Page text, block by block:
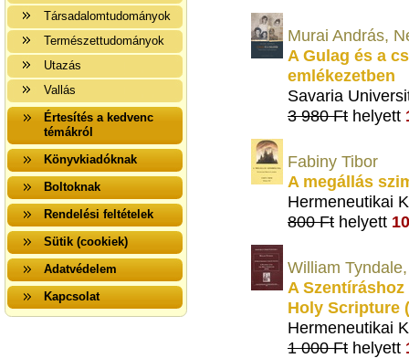
Társadalomtudományok
Természettudományok
Utazás
Vallás
Értesítés a kedvenc
témákról
Könyvkiadóknak
Boltoknak
Rendelési feltételek
Sütik (cookiek)
Adatvédelem
Kapcsolat
Murai András,
A Gulag és a
emlékezetben
Savaria
3 980 Ft helyett
Fabiny Tibor
A megállás
Hermeneutikai
800 Ft helyett
William
A
Holy Scripture
Hermeneutikai
1 000 Ft helyett